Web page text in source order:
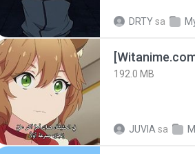
DRTYsa
192.0 MB
JUVIA sa